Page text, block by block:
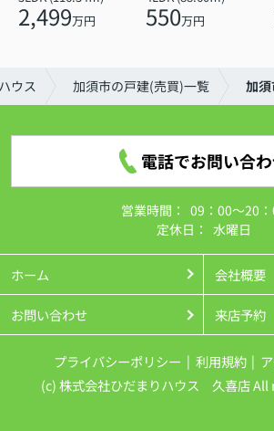
2,499万円 550万円
ウス 加須市の戸建(売買)一覧 加
電話でお問い合
営業時間： 09：00～20
定休日： 水曜日
ホーム 会社概要
お問い合わせ 来店予約
プライバシーポリシー 利用規約
(c) 株式会社ひだまりハウス 久喜店